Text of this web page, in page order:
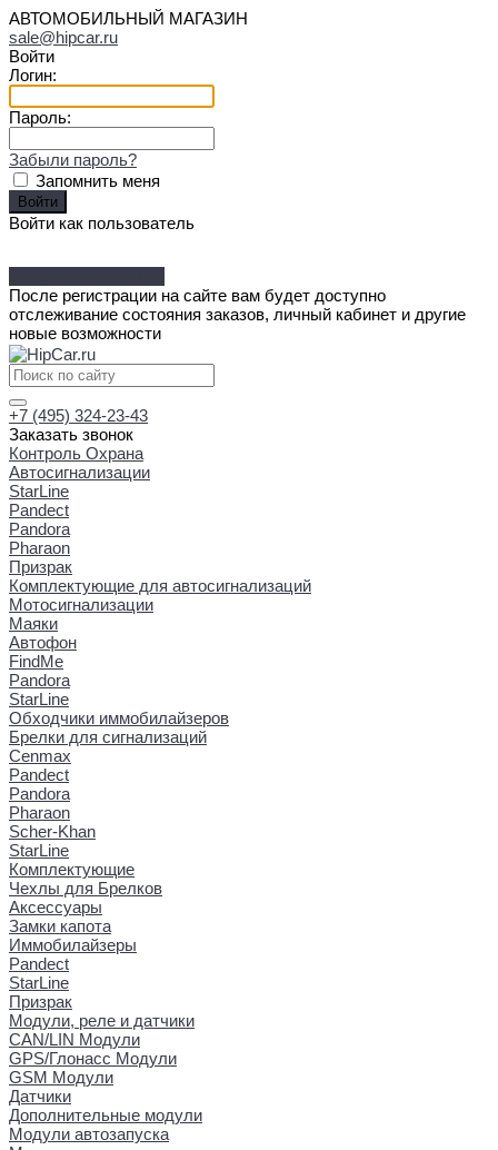
АВТОМОБИЛЬНЫЙ МАГАЗИН
sale@hipcar.ru
Войти
Логин:
Пароль:
Забыли пароль?
Запомнить меня
Войти как пользователь
После регистрации на сайте вам будет доступно
отслеживание состояния заказов, личный кабинет и другие
новые возможности
+7 (495) 324-23-43
Заказать звонок
Контроль Охрана
Автосигнализации
StarLine
Pandect
Pandora
Pharaon
Призрак
Комплектующие для автосигнализаций
Мотосигнализации
Маяки
Автофон
FindMe
Pandora
StarLine
Обходчики иммобилайзеров
Брелки для сигнализаций
Cenmax
Pandect
Pandora
Pharaon
Scher-Khan
StarLine
Комплектующие
Чехлы для Брелков
Аксессуары
Замки капота
Иммобилайзеры
Pandect
StarLine
Призрак
Модули, реле и датчики
CAN/LIN Модули
GPS/Глонасс Модули
GSM Модули
Датчики
Дополнительные модули
Модули автозапуска